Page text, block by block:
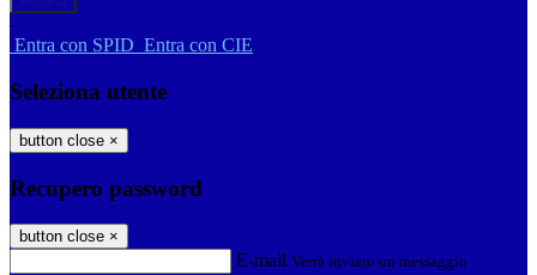
-
Entra con SPID Entra con CIE
Seleziona utente
button close ×
Recupero password
button close ×
E-mail Verrà inviato un messaggio